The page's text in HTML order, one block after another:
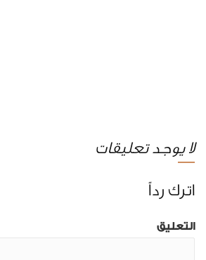
لا يوجد تعليقات
اترك رداً
التعليق